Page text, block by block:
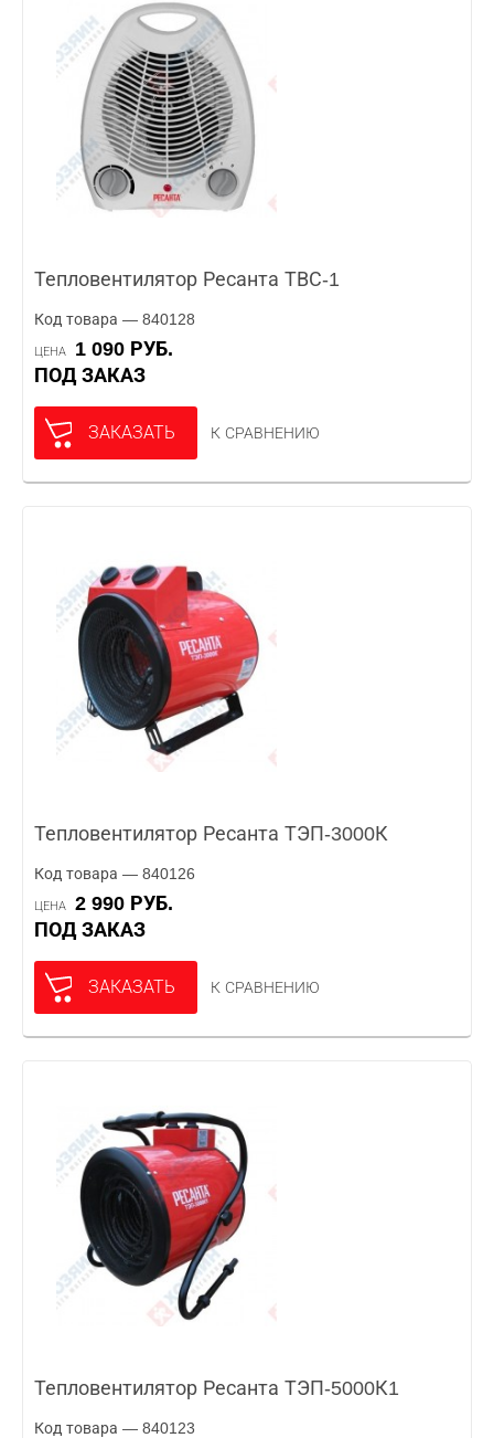
Тепловентилятор Ресанта ТВС-1
Код товара — 840128
ЦЕНА
1 090 РУБ.
ПОД ЗАКАЗ
ЗАКАЗАТЬ К СРАВНЕНИЮ
Тепловентилятор Ресанта ТЭП-3000К
Код товара — 840126
ЦЕНА
2 990 РУБ.
ПОД ЗАКАЗ
ЗАКАЗАТЬ К СРАВНЕНИЮ
Тепловентилятор Ресанта ТЭП-5000К1
Код товара — 840123